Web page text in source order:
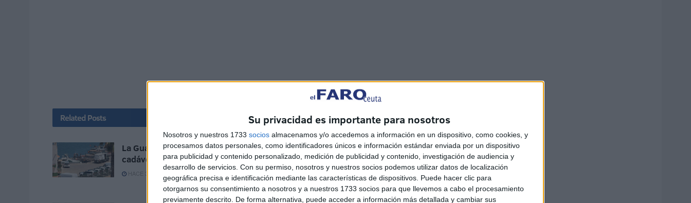
Su privacidad es importante para nosotros
Nosotros y nuestros 1733 socios almacenamos y/o accedemos a información en un dispositivo, como cookies, y
procesamos datos personales, como identificadores únicos e información estándar enviada por un dispositivo
para publicidad y contenido personalizado, medición de publicidad y contenido, investigación de audiencia y
desarrollo de servicios. Con su permiso, nosotros y nuestros socios podemos utilizar datos de localización
geográfica precisa e identificación mediante las características de dispositivos. Puede hacer clic para
otorgarnos su consentimiento a nosotros y a nuestros 1733 socios para que llevemos a cabo el procesamiento
previamente descrito. De forma alternativa, puede acceder a información más detallada y cambiar sus
Related Posts
La Guardia Civil localiza un
cadáver en Juan XXIII
HACE 3 MINUTOS
Alerta alimentaria por
vidrios en tarros de
mermelada y miel
HACE 11 MINUTOS